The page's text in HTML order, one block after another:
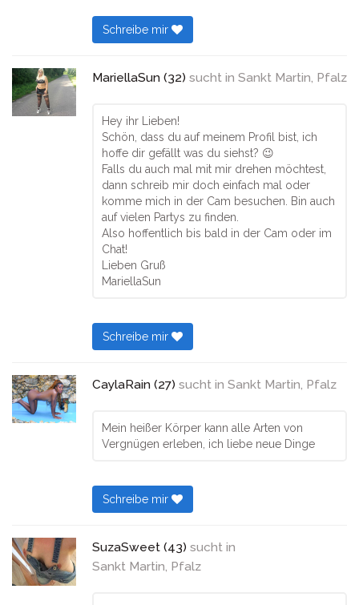
Schreibe mir
MariellaSun (32) sucht in Sankt Martin, Pfalz
Hey ihr Lieben!
Schön, dass du auf meinem Profil bist, ich
hoffe dir gefällt was du siehst? 😉
Falls du auch mal mit mir drehen möchtest,
dann schreib mir doch einfach mal oder
komme mich in der Cam besuchen. Bin auch
auf vielen Partys zu finden.
Also hoffentlich bis bald in der Cam oder im
Chat!
Lieben Gruß
MariellaSun
Schreibe mir
CaylaRain (27) sucht in Sankt Martin, Pfalz
Mein heißer Körper kann alle Arten von
Vergnügen erleben, ich liebe neue Dinge
Schreibe mir
SuzaSweet (43) sucht in
Sankt Martin, Pfalz